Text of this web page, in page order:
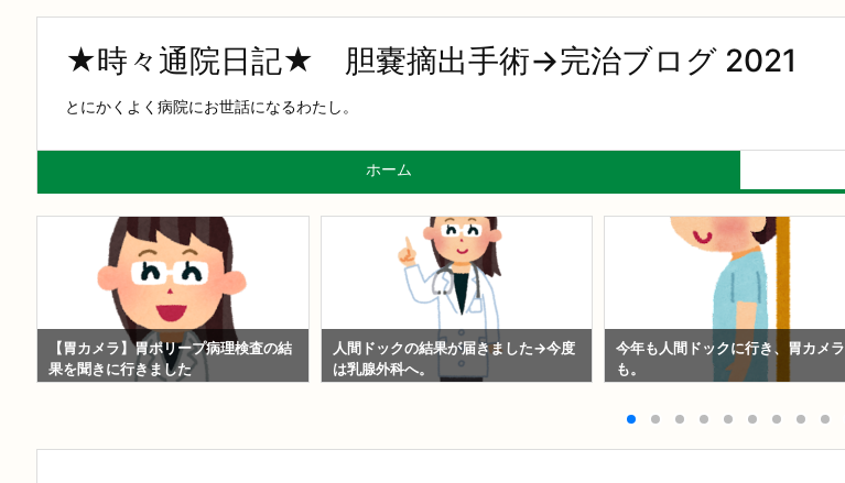
★時々通院日記★ 胆嚢摘出手術→完治ブログ 2021
とにかくよく病院にお世話になるわたし。
ホーム
【胃カメラ】胃ポリープ病理検査の結
果を聞きに行きました
人間ドックの結果が届きました→今度
は乳腺外科へ。
今年も人間ドックに行き、胃カメラ
も。